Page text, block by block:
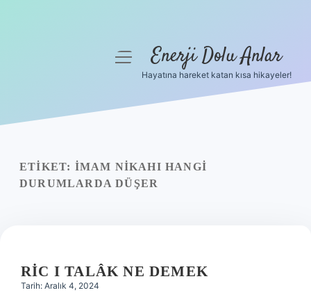
Yasal Uyarı
menüyüEnerji Dolu Anlar
Hayatına hareket katan kısa hikayeler!
ETIKET: İMAM NIKAHI HANGI
DURUMLARDA DÜŞER
RIC I TALÂK NE DEMEK
Tarih: Aralık 4, 2024